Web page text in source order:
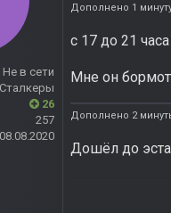
Не в сети
Сталкеры
26
257
08.08.2020
Дополнено 1
с 17 до 21 часа
Мне он
Дополнено 2
Дошёл до